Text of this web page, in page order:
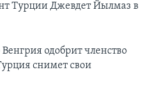
Турции Джевдет Йылмаз в
одобрит членство
снимет свои